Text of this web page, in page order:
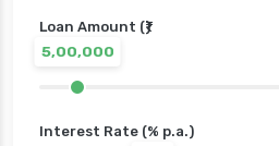
Loan Amount (₹)
5,00,000
Interest Rate (% p.a.)